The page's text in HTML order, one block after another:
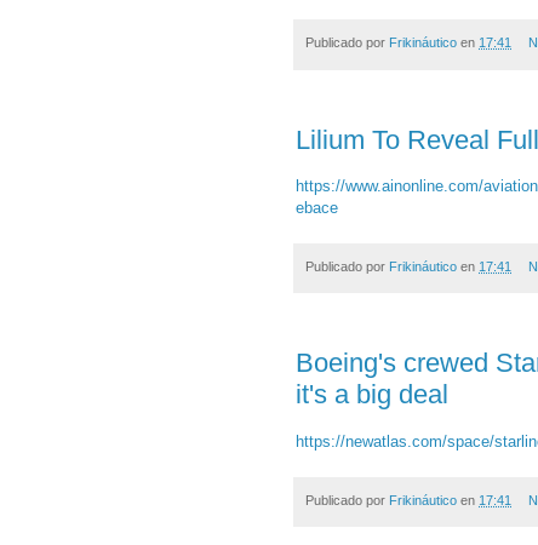
Publicado por Frikináutico en 17:41
Lilium To Reveal
https://www.ainonline.com/
ebace
Publicado por Frikináutico en 17:41
Boeing's crewed
it's a big deal
https://newatlas.com/space/
Publicado por Frikináutico en 17:41